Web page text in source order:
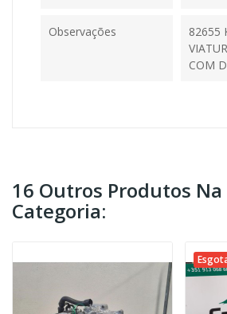
Observações
82655
COM
16 Outros Produtos
Categoria: